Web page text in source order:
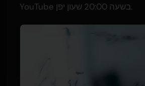
YouTube בשעה 20:00 שעון יפן.